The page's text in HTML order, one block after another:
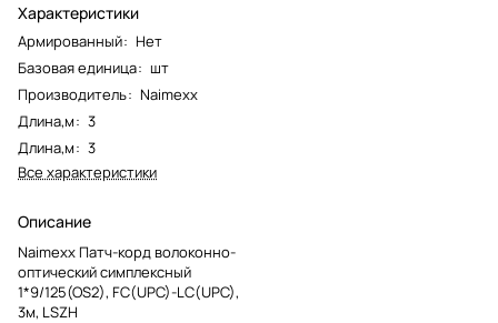
Характеристики
Армированный: Нет
Базовая единица: шт
Производитель: Naimexx
Длина,м: 3
Длина,м: 3
Все характеристики
Описание
Naimexx Патч-корд волоконно-
оптический симплексный
1*9/125(OS2), FC(UPC)-LC(UPC),
3м, LSZH